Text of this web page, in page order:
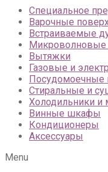
Специальное
Варочные
Встраиваемые
Микроволновые
Вытяжки
Газовые и
Стиральные и
Холодильники и
Винные шкафы
Кондиционеры
Аксессуары
Menu